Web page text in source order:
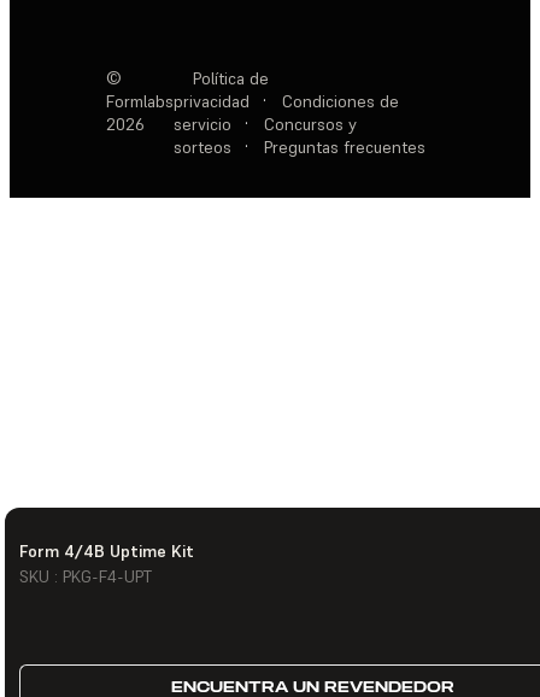
Form 4/4B Uptime Kit
SKU : PKG-F4-UPT
ENCUENTRA UN REVENDEDOR
©
Formlabs
2026
Política de
privacidad
·
Condiciones de
servicio
·
Concursos y
sorteos
· Preguntas frecuentes